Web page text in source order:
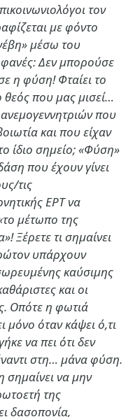
τον
με φόντο
μέσω του
Δεν μπορούσε
η φύση! Φταίει το
θεός που μας μισεί…
που
και που είχαν
ίδιο σημείο; «Φύση»
που έχουν γίνει
τις
ΕΡΤ να
μέτωπο της
Ξέρετε τι σημαίνει
υπάρχουν
καύσιμης
και οι
Οπότε η φωτιά
μόνο όταν κάψει ό,τι
να πει ότι δεν
στη… μάνα φύση.
σημαίνει να μην
της
δασοπονία,